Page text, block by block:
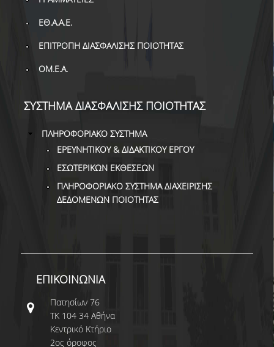
ΕΘ.Α.Α.Ε.
ΕΠΙΤΡΟΠΗ ΔΙΑΣΦΑΛΙΣΗΣ ΠΟΙΟΤΗΤΑΣ
ΟΜ.Ε.Α.
ΣΥΣΤΗΜΑ ΔΙΑΣΦΑΛΙΣΗΣ ΠΟΙΟΤΗΤΑΣ
ΠΛΗΡΟΦΟΡΙΑΚΟ ΣΥΣΤΗΜΑ
ΕΡΕΥΝΗΤΙΚΟΥ & ΔΙΔΑΚΤΙΚΟΥ ΕΡΓΟΥ
ΕΣΩΤΕΡΙΚΩΝ ΕΚΘΕΣΕΩΝ
ΠΛΗΡΟΦΟΡΙΑΚΟ ΣΥΣΤΗΜΑ ΔΙΑΧΕΙΡΙΣΗΣ
ΔΕΔΟΜΕΝΩΝ ΠΟΙΟΤΗΤΑΣ
ΕΠΙΚΟΙΝΩΝΙΑ
Πατησίων 76
ΤΚ 104 34 Αθήνα
Κεντρικό Κτήριο
2ος όροφος